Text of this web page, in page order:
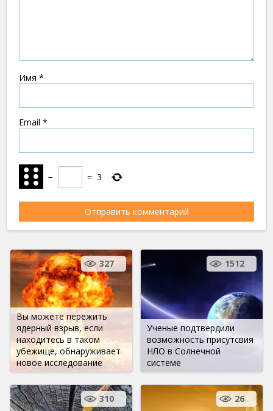
Имя *
Email *
− = 3
Вы можете пережить
ядерный взрыв, если
находитесь в таком
убежище, обнаруживает
новое исследование
327
Ученые подтвердили
возможность присутсвия
НЛО в Солнечной
системе
1512
310 26